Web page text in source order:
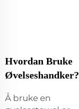
Hvordan Bruke
Øvelseshandker?
Å bruke en